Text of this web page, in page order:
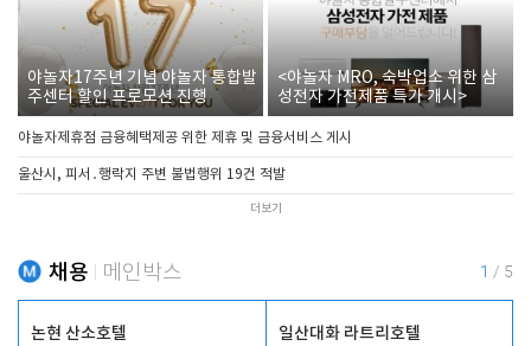
야놀자17주년 기념 야놀자 통합발
주센터 할인 프로모션 진행
<야놀자 MRO, 숙박업소 위한 삼
성전자 가전제품 특가 개시>
야놀자제휴점 금융혜택제공 위한 제휴 및 금융서비스 게시
울산시, 피서․행락지 주변 불법행위 19건 적발
더보기
채용 메인박스 1 / 5
논현 산소호텔 일산대화 라트리호텔